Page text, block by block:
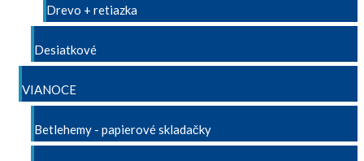
Drevo + retiazka
Desiatkové
VIANOCE
Betlehemy - papierové skladačky